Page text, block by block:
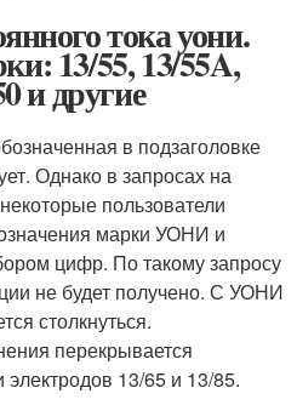
тока уони.
13/55, 13/55A,
и другие
в подзаголовке
Однако в запросах на
пользователи
марки УОНИ и
цифр. По такому запросу
не будет получено. С УОНИ
столкнуться.
перекрывается
13/65 и 13/85.